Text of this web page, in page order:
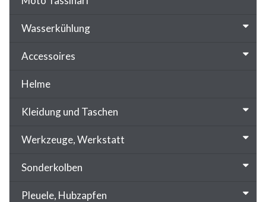
Wasserkühlung
Accessoires
Helme
Kleidung und Taschen
Werkzeuge, Werkstatt
Sonderkolben
Pleuele, Hubzapfen